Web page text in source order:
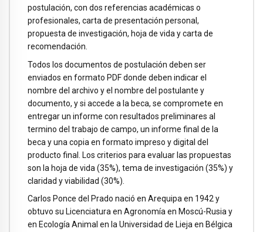
postulación, con dos referencias académicas o
profesionales, carta de presentación personal,
propuesta de investigación, hoja de vida y carta de
recomendación.
Todos los documentos de postulación deben ser
enviados en formato PDF donde deben indicar el
nombre del archivo y el nombre del postulante y
documento, y si accede a la beca, se compromete en
entregar un informe con resultados preliminares al
termino del trabajo de campo, un informe final de la
beca y una copia en formato impreso y digital del
producto final. Los criterios para evaluar las propuestas
son la hoja de vida (35%), tema de investigación (35%) y
claridad y viabilidad (30%).
Carlos Ponce del Prado nació en Arequipa en 1942 y
obtuvo su Licenciatura en Agronomía en Moscú-Rusia y
en Ecología Animal en la Universidad de Lieja en Bélgica